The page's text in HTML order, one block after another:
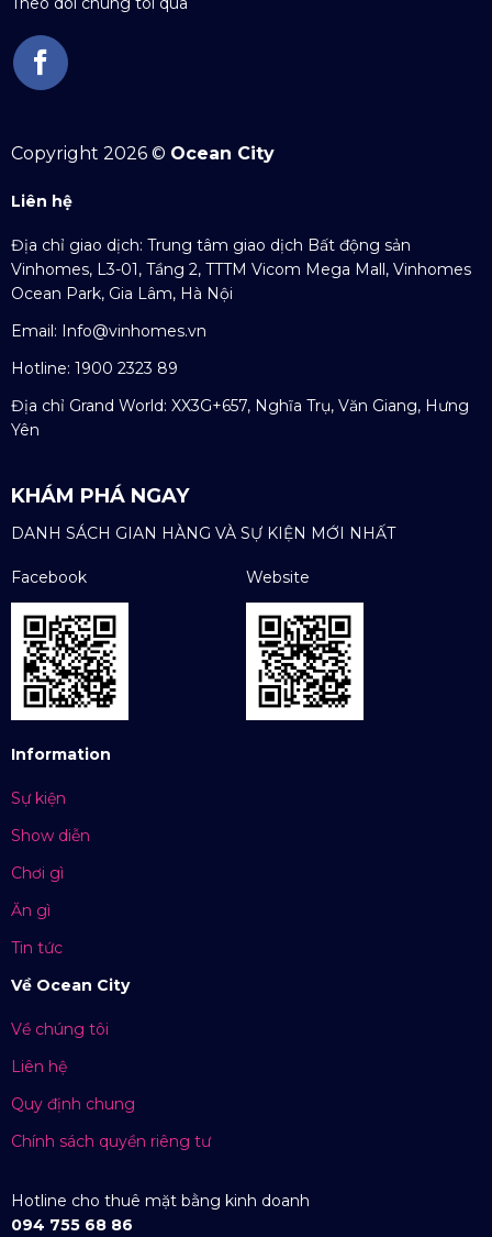
Copyright 2026 © Ocean City
Liên hệ
Địa chỉ giao dịch: Trung tâm giao dịch Bất động sản
Vinhomes, L3-01, Tầng 2, TTTM Vicom Mega Mall, Vinhomes
Ocean Park, Gia Lâm, Hà Nội
Email: Info@vinhomes.vn
Hotline: 1900 2323 89
Địa chỉ Grand World: XX3G+657, Nghĩa Trụ, Văn Giang, Hưng
Yên
KHÁM PHÁ NGAY
DANH SÁCH GIAN HÀNG VÀ SỰ KIỆN MỚI NHẤT
Facebook Website
Information
Sự kiện
Show diễn
Chơi gì
Ăn gì
Tin tức
Về Ocean City
Về chúng tôi
Liên hệ
Quy định chung
Chính sách quyền riêng tư
Hotline cho thuê mặt bằng kinh doanh
094 755 68 86